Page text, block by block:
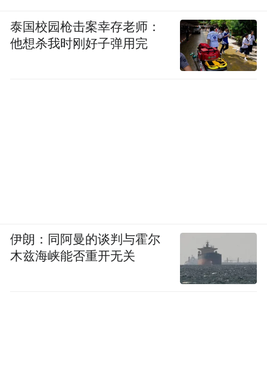
泰国校园枪击案幸存老师：
他想杀我时刚好子弹用完
伊朗：同阿曼的谈判与霍尔
木兹海峡能否重开无关